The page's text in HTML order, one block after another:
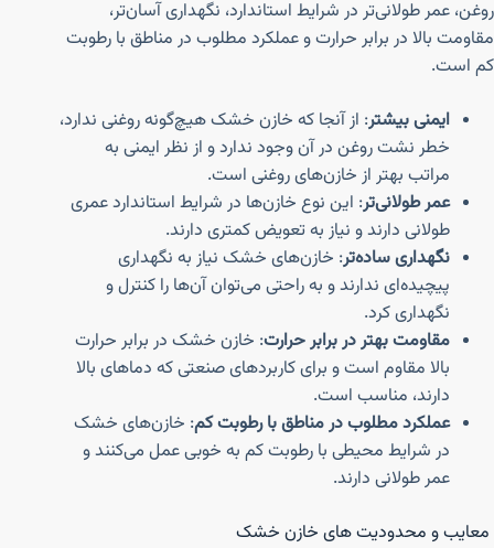
روغن، عمر طولانی‌تر در شرایط استاندارد، نگهداری آسان‌تر،
مقاومت بالا در برابر حرارت و عملکرد مطلوب در مناطق با رطوبت
کم است.
ایمنی بیشتر: از آنجا که خازن خشک هیچ‌گونه روغنی ندارد،
خطر نشت روغن در آن وجود ندارد و از نظر ایمنی به
مراتب بهتر از خازن‌های روغنی است.
عمر طولانی‌تر: این نوع خازن‌ها در شرایط استاندارد عمری
طولانی دارند و نیاز به تعویض کمتری دارند.
نگهداری ساده‌تر: خازن‌های خشک نیاز به نگهداری
پیچیده‌ای ندارند و به راحتی می‌توان آن‌ها را کنترل و
نگهداری کرد.
مقاومت بهتر در برابر حرارت: خازن خشک در برابر حرارت
بالا مقاوم است و برای کاربردهای صنعتی که دماهای بالا
دارند، مناسب است.
عملکرد مطلوب در مناطق با رطوبت کم: خازن‌های خشک
در شرایط محیطی با رطوبت کم به خوبی عمل می‌کنند و
عمر طولانی دارند.
معایب و محدودیت های خازن خشک